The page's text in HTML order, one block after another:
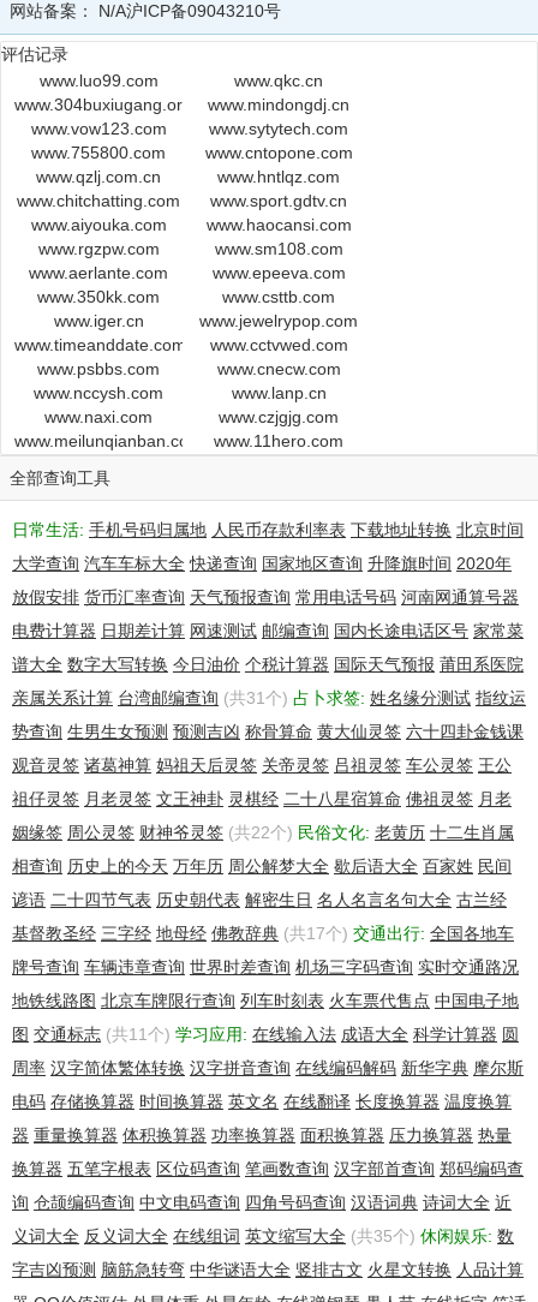
Registry Registrant ID: Not Available From Registry
Registrant Name: xianshen zhang
Registrant Organization: zhangxianshen
Registrant Street: sh,,
Registrant City: sh
Registrant State/Province: SH
Registrant Country: CN
Registrant Phone: +021.52850453
Registrant Fax: +021.33905159
Registrant Fax Ext:
Registrant Email: gdz0813@163.com
Registry Admin ID: Not Available From Registry
Admin Name: xianshen zhang
Admin Organization: zhangxianshen
Admin Street: sh,,
Admin City: sh
Admin State/Province: SH
Admin Country: CN
Admin Phone: +021.52850453
Admin Phone Ext:
Admin Fax:+021.33905159
Admin Fax Ext:
Admin Email: gdz0813@163.com
Registry Tech ID: Not Available From Registry
Tech Name: xianshen zhang
Tech Organization: zhangxianshen
Tech Street: sh,,
Tech City: sh
Tech State/Province: SH
Tech Postal Code: 200631
Tech Country: CN
Tech Phone: +021.52850453
Tech Phone Ext:
Tech Fax: +021.33905159
Tech Fax Ext:
Tech Email: gdz0813@163.com
Name Server: ns.yovole.com
Name Server: ns1.yovole.com
DNSSEC: unsigned
Registrar Abuse Contact Email: abuse@list.alibaba-inc.com
Registrar Abuse Contact Phone: +86.4006008500
URL of the ICANN WHOIS Data Problem Reporting System:
http://wdprs.internic.net/
>>> Last update of WHOIS database: 2016-06-07T07:01:21Z
<<<
Registry Billing ID: Not Available From Registry
Billing Name: xianshen zhang
网站备案： N/A沪ICP备09043210号
评估记录
www.luo99.com
www.qkc.cn
www.304buxiugang.org
www.mindongdj.cn
www.vow123.com
www.sytytech.com
www.755800.com
www.cntopone.com
www.qzlj.com.cn
www.hntlqz.com
www.chitchatting.com
www.sport.gdtv.cn
www.aiyouka.com
www.haocansi.com
www.rgzpw.com
www.sm108.com
www.aerlante.com
www.epeeva.com
www.350kk.com
www.csttb.com
www.iger.cn
www.jewelrypop.com
www.timeanddate.com
www.cctvwed.com
www.psbbs.com
www.cnecw.com
www.nccysh.com
www.lanp.cn
www.naxi.com
www.czjgjg.com
www.meilunqianban.com
www.11hero.com
全部查询工具
日常生活: 手机号码归属地 人民币存款利率表 下载地址转换 北京时间
大学查询 汽车车标大全 快递查询 国家地区查询 升降旗时间 2020年
放假安排 货币汇率查询 天气预报查询 常用电话号码 河南网通算号器
电费计算器 日期差计算 网速测试 邮编查询 国内长途电话区号 家常菜
谱大全 数字大写转换 今日油价 个税计算器 国际天气预报 莆田系医院
亲属关系计算 台湾邮编查询 (共31个) 占卜求签: 姓名缘分测试 指纹运
势查询 生男生女预测 预测吉凶 称骨算命 黄大仙灵签 六十四卦金钱课
观音灵签 诸葛神算 妈祖天后灵签 关帝灵签 吕祖灵签 车公灵签 王公
祖仔灵签 月老灵签 文王神卦 灵棋经 二十八星宿算命 佛祖灵签 月老
姻缘签 周公灵签 财神爷灵签 (共22个) 民俗文化: 老黄历 十二生肖属
相查询 历史上的今天 万年历 周公解梦大全 歇后语大全 百家姓 民间
谚语 二十四节气表 历史朝代表 解密生日 名人名言名句大全 古兰经
基督教圣经 三字经 地母经 佛教辞典 (共17个) 交通出行: 全国各地车
牌号查询 车辆违章查询 世界时差查询 机场三字码查询 实时交通路况
地铁线路图 北京车牌限行查询 列车时刻表 火车票代售点 中国电子地
图 交通标志 (共11个) 学习应用: 在线输入法 成语大全 科学计算器 圆
周率 汉字简体繁体转换 汉字拼音查询 在线编码解码 新华字典 摩尔斯
电码 存储换算器 时间换算器 英文名 在线翻译 长度换算器 温度换算
器 重量换算器 体积换算器 功率换算器 面积换算器 压力换算器 热量
换算器 五笔字根表 区位码查询 笔画数查询 汉字部首查询 郑码编码查
询 仓颉编码查询 中文电码查询 四角号码查询 汉语词典 诗词大全 近
义词大全 反义词大全 在线组词 英文缩写大全 (共35个) 休闲娱乐: 数
字吉凶预测 脑筋急转弯 中华谜语大全 竖排古文 火星文转换 人品计算